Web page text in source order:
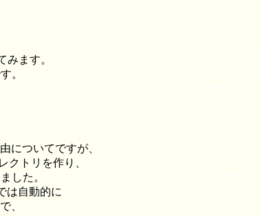
みます。
。
についてですが、
クトリを作り、
した。
は自動的に
、